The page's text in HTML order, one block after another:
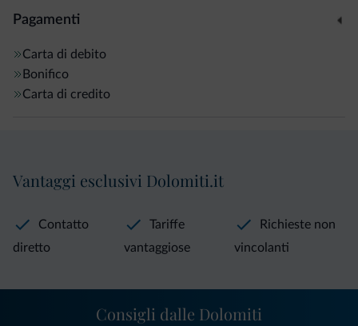
Pagamenti
Carta di debito
Bonifico
Carta di credito
Vantaggi esclusivi Dolomiti.it
Contatto
diretto
Tariffe
vantaggiose
Richieste non
vincolanti
Consigli dalle Dolomiti